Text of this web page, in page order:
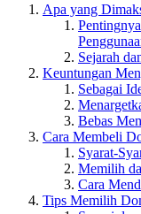
Apa yang
Sejarah
Keuntungan
Sebagai
Bebas
Cara Membeli
Syarat-
Memilih
Cara
Tips Memilih